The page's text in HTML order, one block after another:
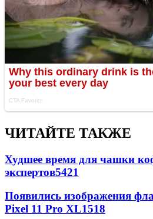
ЧИТАЙТЕ ТАКЖЕ
Худшее время для чашки
экспертов5421
Появились изображения
Pixel 11 Pro XL1518